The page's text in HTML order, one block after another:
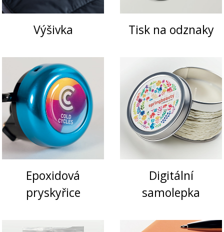
Výšivka Tisk na odznaky
Epoxidová
pryskyřice
Digitální
samolepka